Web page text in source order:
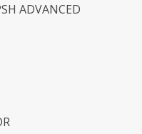
ADVANCED